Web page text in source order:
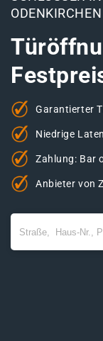
ODENKIRCHEN
Garantierter
Niedrige
Zahlung: Bar
Anbieter von